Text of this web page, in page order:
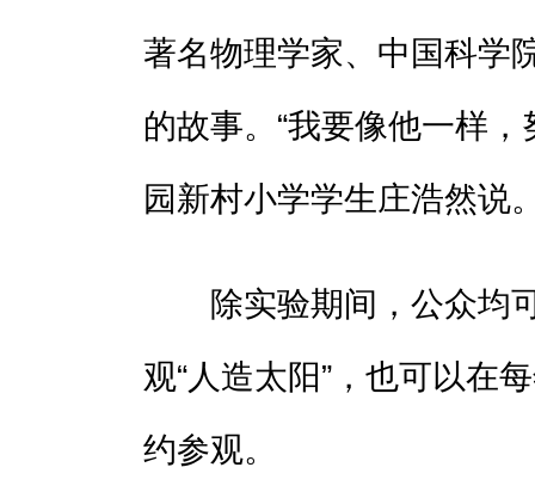
著名物理学家、中国科学
的故事。“我要像他一样
园新村小学学生庄浩然说
除实验期间，公众均可
观“人造太阳”，也可以在
约参观。